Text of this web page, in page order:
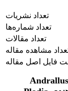
تعداد نشریات
تعداد شماره‌ها
تعداد مقالات
مشاهده مقاله
فایل اصل مقاله
امکان‌سنجی پرورش انبوه سن شکارگر Andrallus